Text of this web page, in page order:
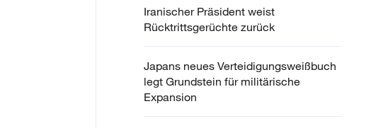
Iranischer Präsident weist
Rücktrittsgerüchte zurück
Japans neues Verteidigungsweißbuch
legt Grundstein für militärische
Expansion